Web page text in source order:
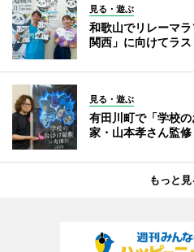
見る・遊ぶ
和歌山でリレーマ
関西」に向けてラ
見る・遊ぶ
有田川町で「学校
家・山本孝さん監修
もっと見